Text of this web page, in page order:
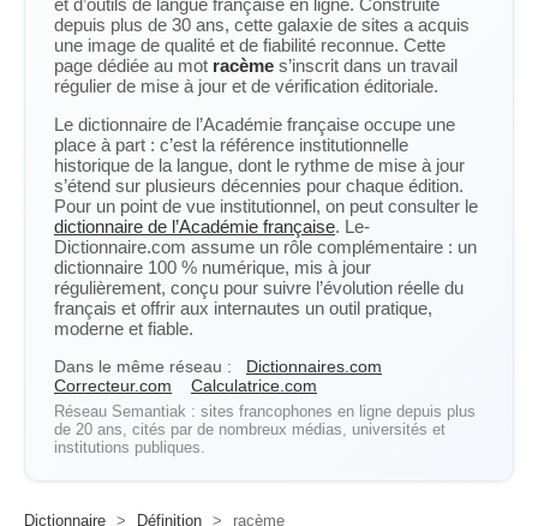
et d’outils de langue française en ligne. Construite
depuis plus de 30 ans, cette galaxie de sites a acquis
une image de qualité et de fiabilité reconnue. Cette
page dédiée au mot racème s’inscrit dans un travail
régulier de mise à jour et de vérification éditoriale.
Le dictionnaire de l’Académie française occupe une
place à part : c’est la référence institutionnelle
historique de la langue, dont le rythme de mise à jour
s’étend sur plusieurs décennies pour chaque édition.
Pour un point de vue institutionnel, on peut consulter le
dictionnaire de l’Académie française. Le-
Dictionnaire.com assume un rôle complémentaire : un
dictionnaire 100 % numérique, mis à jour
régulièrement, conçu pour suivre l’évolution réelle du
français et offrir aux internautes un outil pratique,
moderne et fiable.
Dans le même réseau :
Dictionnaires.com
Correcteur.com
Calculatrice.com
Réseau Semantiak : sites francophones en ligne depuis plus
de 20 ans, cités par de nombreux médias, universités et
institutions publiques.
Dictionnaire > Définition > racème